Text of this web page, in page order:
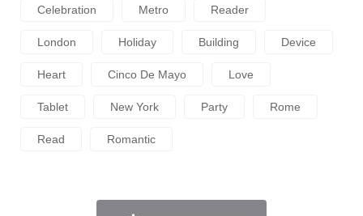
Celebration Metro Reader
London Holiday Building Device
Heart Cinco De Mayo Love
Tablet New York Party Rome
Read Romantic